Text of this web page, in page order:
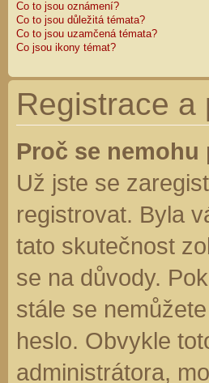
Co to jsou oznámení?
Co to jsou důležitá témata?
Co to jsou uzamčená témata?
Co jsou ikony témat?
Registrace a
Proč se
Už jste se
registrovat. Byla
tato skutečnost
se na důvody.
stále se
heslo. Obvykle
administrátora,